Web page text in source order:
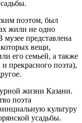
поэтом, был
жили не одно
представлена
вещи,
его семьей, а также
прекрасного поэта),
жизни Казани.
поэта
культуру
усадьбы.